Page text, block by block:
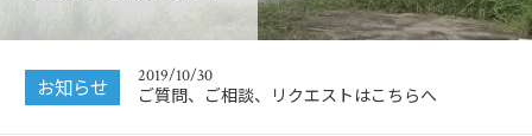
お知らせ 2019/10/30
ご質問、ご相談、リクエストはこちらへ